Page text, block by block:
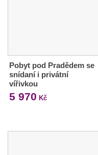
Pobyt pod Pradědem se
snídaní i privátní
vířivkou
5 970 Kč